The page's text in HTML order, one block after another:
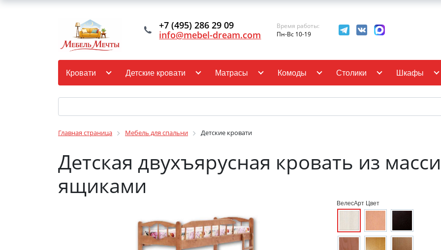
+7 (495) 286 29 09
info@mebel-dream.com
Время работы:
Пн-Вс 10-19
Кровати Детские кровати Матрасы Комоды Столики Шкафы
Главная страница Мебель для спальни Детские кровати
Детская двухъярусная кровать из
ящиками
ВелесАрт Цвет